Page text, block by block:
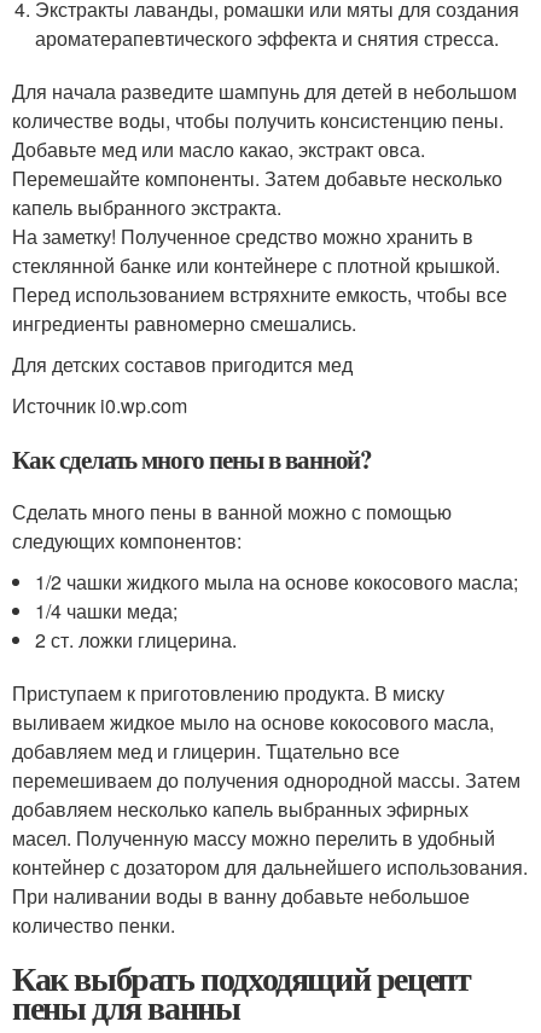
Экстракты лаванды, ромашки или мяты для создания
ароматерапевтического эффекта и снятия стресса.
Для начала разведите шампунь для детей в небольшом
количестве воды, чтобы получить консистенцию пены.
Добавьте мед или масло какао, экстракт овса.
Перемешайте компоненты. Затем добавьте несколько
капель выбранного экстракта.
На заметку! Полученное средство можно хранить в
стеклянной банке или контейнере с плотной крышкой.
Перед использованием встряхните емкость, чтобы все
ингредиенты равномерно смешались.
Для детских составов пригодится мед
Источник i0.wp.com
Как сделать много пены в ванной?
Сделать много пены в ванной можно с помощью
следующих компонентов:
1/2 чашки жидкого мыла на основе кокосового масла;
1/4 чашки меда;
2 ст. ложки глицерина.
Приступаем к приготовлению продукта. В миску
выливаем жидкое мыло на основе кокосового масла,
добавляем мед и глицерин. Тщательно все
перемешиваем до получения однородной массы. Затем
добавляем несколько капель выбранных эфирных
масел. Полученную массу можно перелить в удобный
контейнер с дозатором для дальнейшего использования.
При наливании воды в ванну добавьте небольшое
количество пенки.
Как выбрать подходящий рецепт
пены для ванны